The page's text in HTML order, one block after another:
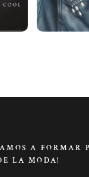
A FORMAR
LA MODA!